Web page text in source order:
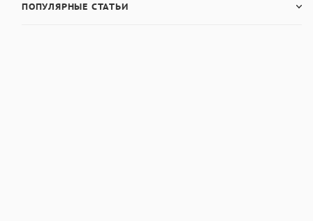
ПОПУЛЯРНЫЕ СТАТЬИ